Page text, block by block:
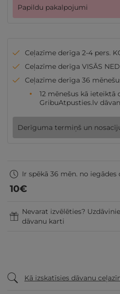
Papildu pakalpojumi
Ceļazīme derīga 2-4 pers.
Ceļazīme derīga VISĀS
Ceļazīme derīga 36
12 mēnešus kā ieteiktā
GribuAtpusties.lv
Derīguma termiņš un
Ir spēkā 36 mēn. no iegādes
10€
Nevarat izvēlēties?
dāvanu karti
Kā izskatīsies dāvanu